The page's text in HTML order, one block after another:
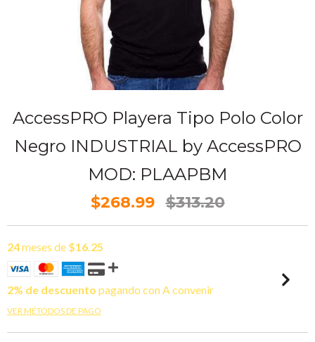
AccessPRO Playera Tipo Polo Color
Negro INDUSTRIAL by AccessPRO
MOD: PLAAPBM
$268.99 $313.20
24meses de $16.25
2% de descuento pagando con A convenir
VER MÉTODOS DE PAGO